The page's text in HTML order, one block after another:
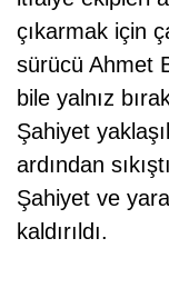
çıkarmak için
sürücü Ahmet
bile yalnız
Şahiyet
ardından
Şahiyet ve
kaldırıldı.